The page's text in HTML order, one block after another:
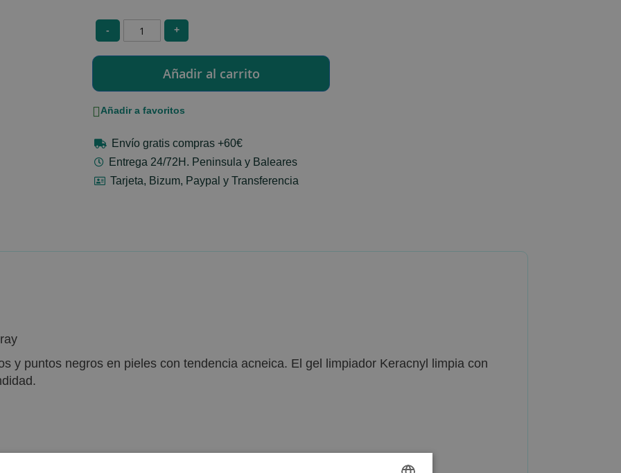
- +
Añadir a favoritos
Envío gratis compras +60€
Entrega 24/72H. Peninsula y Baleares
Tarjeta, Bizum, Paypal y Transferencia
y puntos negros en pieles con tendencia acneica. El gel limpiador Keracnyl limpia con